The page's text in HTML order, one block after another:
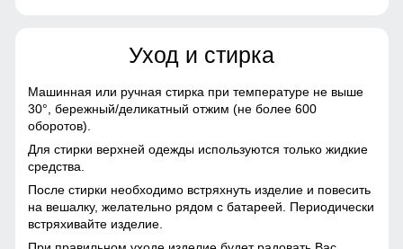
44
полиэстер, дышащая
вентиляционная сетка Air
Подкладка воротника
Материал
Технологичная
основе полиэстера
Материал утеплителя
Уход и стирка
Машинная или ручная стирка при температуре не выше
30°, бережный/деликатный отжим (не более 600
оборотов).
Для стирки верхней одежды используются только жидкие
средства.
После стирки необходимо встряхнуть изделие и повесить
на вешалку, желательно рядом с батареей. Периодически
встряхивайте изделие.